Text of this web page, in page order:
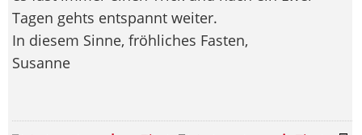
Tagen gehts entspannt weiter.
In diesem Sinne, fröhliches Fasten,
Susanne